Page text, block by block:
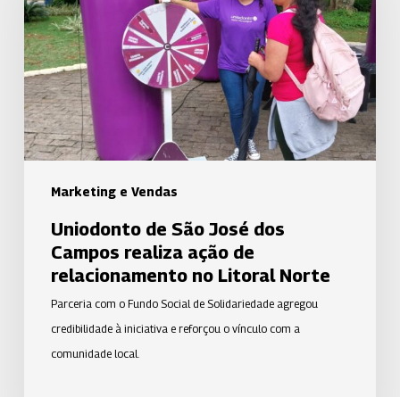
Marketing e Vendas
José
dos
Campos
realiza
ação
de
relacionamento
NorteUniodonto de São José dos
Campos realiza ação de
relacionamento no Litoral Norte
Parceria com o Fundo Social de Solidariedade agregou
credibilidade à iniciativa e reforçou o vínculo com a
comunidade local.